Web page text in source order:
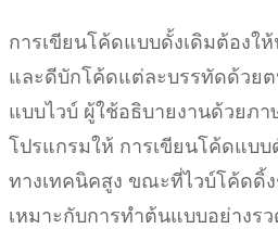
การเขียนโค้ดแบบดั้งเดิมต้องใ
และดีบักโค้ดแต่ละบรรทัดด้วยต
แบบไวบ์ ผู้ใช้อธิบายงานด้วยภา
โปรแกรมให้ การเขียนโค้ดแบบ
ทางเทคนิคสูง ขณะที่ไวบ์โค้ดดิ้
เหมาะกับการทำต้นแบบอย่างร